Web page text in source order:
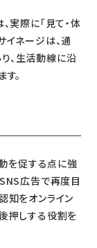
実際に「見て・体
イネージは、通
、生活動線に沿
。
動を促する点に強
広告で再度目
知をオンライン
押しする役割を